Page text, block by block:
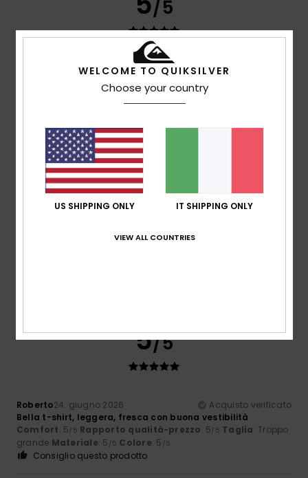
/5
8. luglio 2026
Acquisto verificato
Consiglio questo prodotto
3
27. giugno 2026
5/5
Roberto24. giugno 2026
Acquisto verificato
Bella t-shirt, leggera, fresca con buona vestibilità
Comfort: 5/5 Rapporto qualità-prezzo: 5/5 Taglia: Troppo
grande Materiale: 5 /5 Colore: 5 /5
Consiglio questo prodotto
WELCOME TO QUIKSILVER
Choose your country
US SHIPPING ONLY IT SHIPPING ONLY
VIEW ALL COUNTRIES